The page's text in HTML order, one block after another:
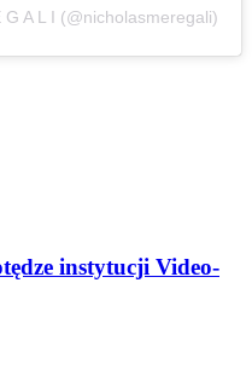
A L I (@nicholasmeregali)
instytucji Video-